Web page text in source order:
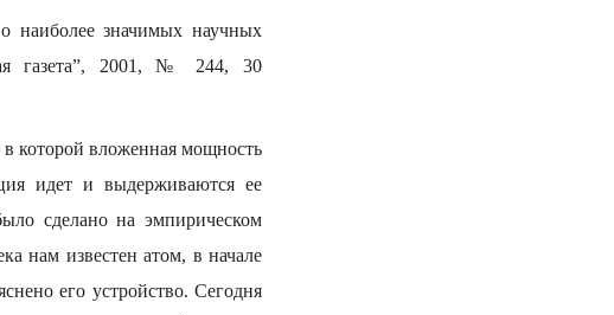
наиболее значимых научных
газета”, 2001, № 244, 30
которой вложенная мощность
идет и выдерживаются ее
сделано на эмпирическом
нам известен атом, в начале
его устройство. Сегодня